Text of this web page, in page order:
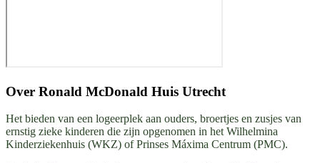
Over Ronald McDonald Huis Utrecht
Het bieden van een logeerplek aan ouders, broertjes en zusjes van
ernstig zieke kinderen die zijn opgenomen in het Wilhelmina
Kinderziekenhuis (WKZ) of Prinses Máxima Centrum (PMC).